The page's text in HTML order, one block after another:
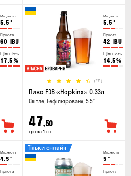
Міцність
5.5 °
Гіркота
60 IBU
Щільність
17.5 %
Міцність
5.5 °
Гіркота
42 IBU
Щільність
14.5 %
(28)
Пиво FDB «Hopkins» 0.33л
Світле, Нефільтроване, 5.5°
47,50
грн за 1 шт
Міцність
4.5 °
Гіркота
Міцність
5 °
Гіркота
Тільки онлайн